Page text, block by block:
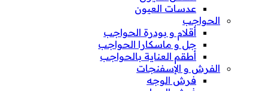
عدسات العيون
الحواجب
أقلام و بودرة الحواجب
جل و ماسكارا الحواجب
أطقم العناية بالحواجب
الفرش و الإسفنجات
فرش الوجه